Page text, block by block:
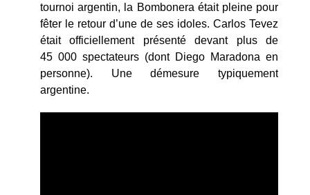
tournoi argentin, la Bombonera était pleine pour
fêter le retour d’une de ses idoles. Carlos Tevez
était officiellement présenté devant plus de
45 000 spectateurs (dont Diego Maradona en
personne). Une démesure typiquement
argentine.